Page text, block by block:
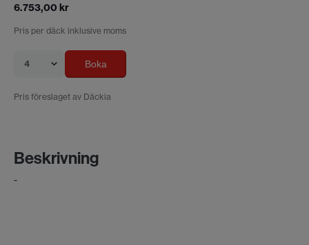
6.753,00 kr
Pris per däck inklusive moms
4 Boka
Pris föreslaget av Däckia
Beskrivning
-